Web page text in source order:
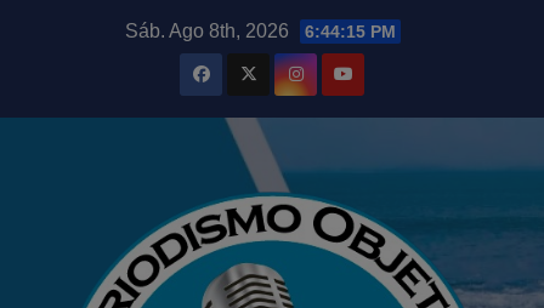
Sáb. Ago 8th, 2026 6:44:17 PM
modal-check